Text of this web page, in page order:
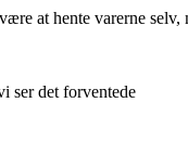
at hente varerne selv,
ser det forventede